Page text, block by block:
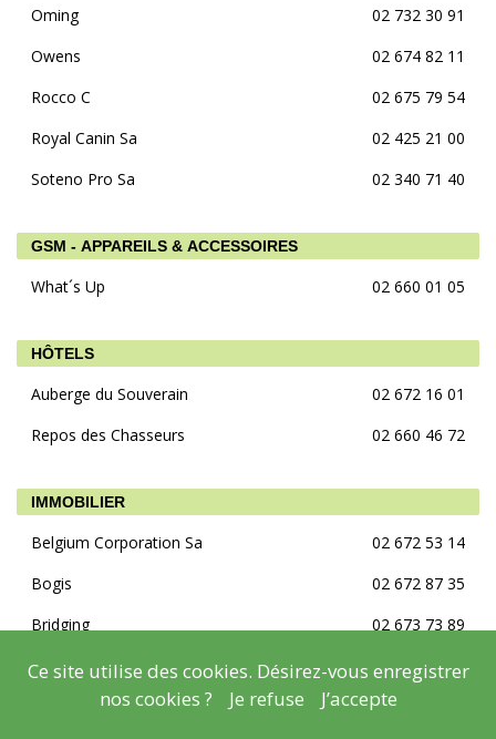
Oming
02 732 30 91
Owens
02 674 82 11
Rocco C
02 675 79 54
Royal Canin Sa
02 425 21 00
Soteno Pro Sa
02 340 71 40
GSM - APPAREILS & ACCESSOIRES
What´s Up 02 660 01 05
HÔTELS
Auberge du Souverain
02 672 16 01
Repos des Chasseurs
02 660 46 72
IMMOBILIER
Belgium Corporation Sa
02 672 53 14
Bogis
02 672 87 35
Bridging
02 673 73 89
Briquimmo Sa
02 673 12 02
Concept Properties Sprl
02 672 00 72
Ce site utilise des cookies. Désirez-vous enregistrer
nos cookies ?
Je refuse J’accepte